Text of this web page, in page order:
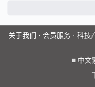
关于我们 · 会员服务· 科技
■ 中文